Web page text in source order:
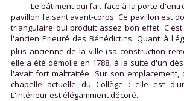
Le bâtiment qui fait face à la porte
pavillon faisant avant-corps. Ce pavillon est
triangulaire qui produit assez bon effet.
l'ancien Prieuré des Bénédictins. Quant à
plus ancienne de la ville (sa construction
elle a été démolie en 1788, à la suite d'un
l'avait fort maltraitée. Sur son emplacement,
chapelle actuelle du Collège : elle est
L'intérieur est élégamment décoré.